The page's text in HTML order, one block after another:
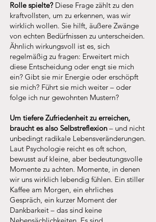
Rolle spielte? Diese Frage zählt zu den
kraftvollsten, um zu erkennen, was wir
wirklich wollen. Sie hilft, äußere Zwänge
von echten Bedürfnissen zu unterscheiden.
Ähnlich wirkungsvoll ist es, sich
regelmäßig zu fragen: Erweitert mich
diese Entscheidung oder engt sie mich
ein? Gibt sie mir Energie oder erschöpft
sie mich? Führt sie mich weiter – oder
folge ich nur gewohnten Mustern?
Um tiefere Zufriedenheit zu erreichen,
braucht es also Selbstreflexion – und nicht
unbedingt radikale Lebensveränderungen.
Laut Psychologie reicht es oft schon,
bewusst auf kleine, aber bedeutungsvolle
Momente zu achten. Momente, in denen
wir uns wirklich lebendig fühlen. Ein stiller
Kaffee am Morgen, ein ehrliches
Gespräch, ein kurzer Moment der
Dankbarkeit – das sind keine